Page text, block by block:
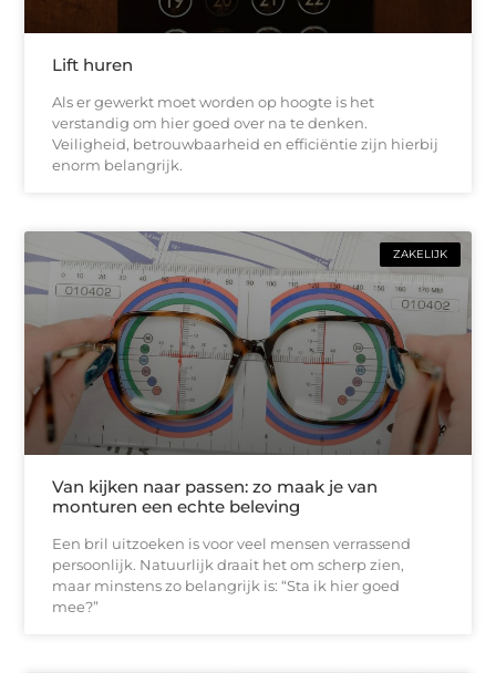
Lift huren
Als er gewerkt moet worden op hoogte is het
verstandig om hier goed over na te denken.
Veiligheid, betrouwbaarheid en efficiëntie zijn hierbij
enorm belangrijk.
ZAKELIJK
Van kijken naar passen: zo maak je van
monturen een echte beleving
Een bril uitzoeken is voor veel mensen verrassend
persoonlijk. Natuurlijk draait het om scherp zien,
maar minstens zo belangrijk is: “Sta ik hier goed
mee?”